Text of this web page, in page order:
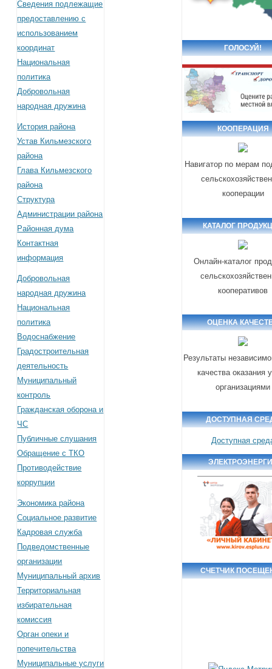
Сведения подлежащие
предоставлению с
использованием
координат
Национальная
политика
Добровольная
народная дружина
История района
Устав Кильмезского
района
Глава Кильмезского
района
Структура
Администрации района
Районная дума
Контактная
информация
Добровольная
народная дружина
Национальная
политика
Водоснабжение
Градостроительная
деятельность
Муниципальный
контроль
Гражданская оборона и
ЧС
Публичные слушания
Обращение с ТКО
Противодействие
коррупции
Экономика района
Социальное развитие
Кадровая служба
Подведомственные
организации
Муниципальный архив
Территориальная
избирательная
комиссия
Орган опеки и
попечительства
Муниципальные услуги
ГОЛОСУЙ!
КООПЕРАЦИЯ
Навигатор по мерам
кооперации
КАТАЛОГ
Онлайн-каталог
кооперативов
ОЦЕНКА
Результаты
качества оказания
организациями
ДОСТУПНАЯ
Доступная
СЧЕТЧИК